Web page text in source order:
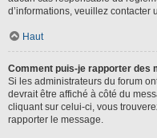
d’informations, veuillez contacter
Haut
Comment puis-je rapporter des
Si les administrateurs du forum
devrait être affiché à côté du
cliquant sur celui-ci, vous
rapporter le message.